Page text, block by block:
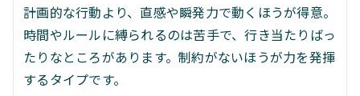
計画的な行動より、直感や瞬発力で動くほうが得意。
時間やルールに縛られるのは苦手で、行き当たりばっ
たりなところがあります。制約がないほうが力を発揮
するタイプです。